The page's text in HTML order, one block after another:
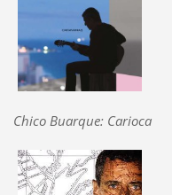
Chico Buarque: Carioca